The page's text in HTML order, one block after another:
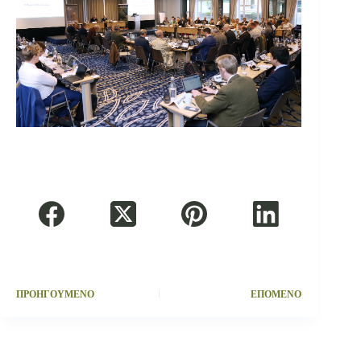
ΠΡΟΗΓΟΥΜΕΝΟ ΕΠΟΜΕΝΟ